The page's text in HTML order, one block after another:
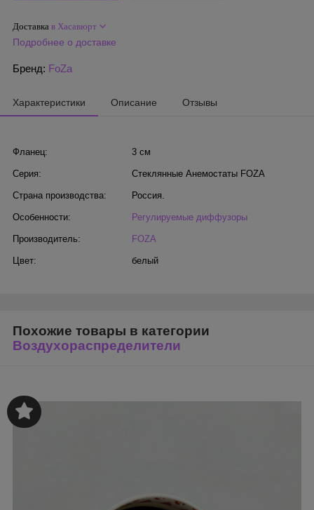
Доставка в Хасавюрт
Подробнее о доставке
Бренд: FoZa
Характеристики Описание Отзывы
Фланец: 3 см
Серия: Стеклянные Анемостаты FOZA
Страна производства: Россия.
Особенности: Регулируемые диффузоры
Производитель: FOZA
Цвет: белый
Похожие товары в категории
Воздухораспределители